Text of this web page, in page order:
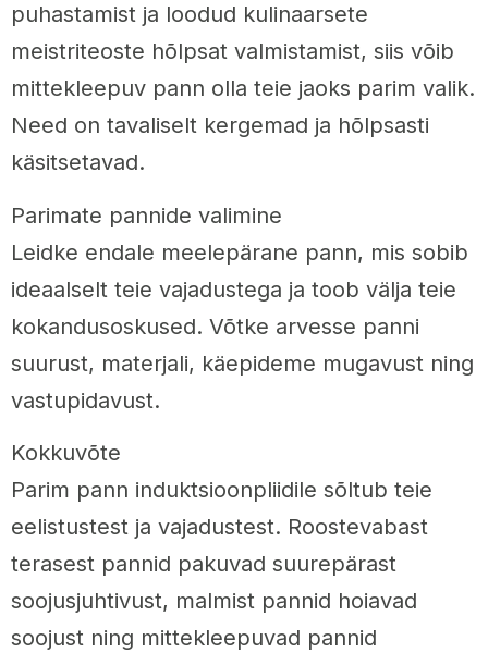
puhastamist ja loodud kulinaarsete
meistriteoste hõlpsat valmistamist, siis võib
mittekleepuv pann olla teie jaoks parim valik.
Need on tavaliselt kergemad ja hõlpsasti
käsitsetavad.
Parimate pannide valimine
Leidke endale meelepärane pann, mis sobib
ideaalselt teie vajadustega ja toob välja teie
kokandusoskused. Võtke arvesse panni
suurust, materjali, käepideme mugavust ning
vastupidavust.
Kokkuvõte
Parim pann induktsioonpliidile sõltub teie
eelistustest ja vajadustest. Roostevabast
terasest pannid pakuvad suurepärast
soojusjuhtivust, malmist pannid hoiavad
soojust ning mittekleepuvad pannid